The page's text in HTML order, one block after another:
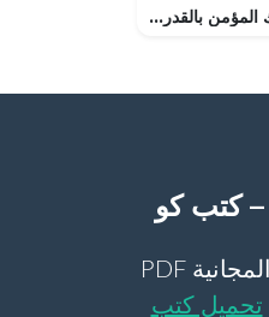
تحميل كتاب جاك المؤمن بالقدر PDF تأليف دنيس ديدرو مجانا [كامل]
موقع كتب كو لـ تحميل الكتب المجانية PDF
تحميل كتب